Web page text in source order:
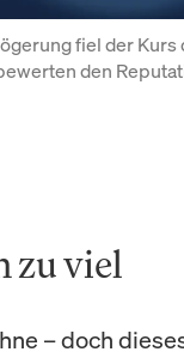
fiel der
den
zu viel
– doch